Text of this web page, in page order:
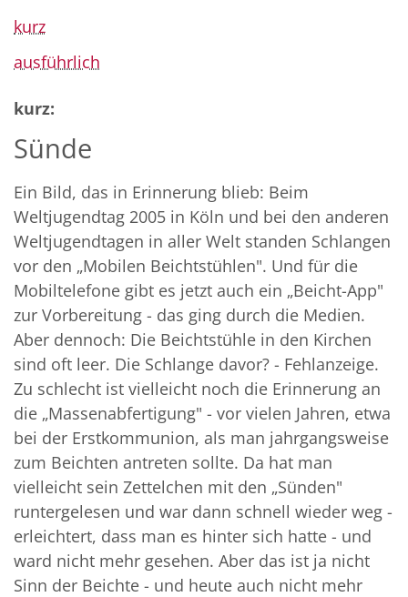
kurz
ausführlich
kurz:
Sünde
Ein Bild, das in Erinnerung blieb: Beim
Weltjugendtag 2005 in Köln und bei den anderen
Weltjugendtagen in aller Welt standen Schlangen
vor den „Mobilen Beichtstühlen". Und für die
Mobiltelefone gibt es jetzt auch ein „Beicht-App"
zur Vorbereitung - das ging durch die Medien.
Aber dennoch: Die Beichtstühle in den Kirchen
sind oft leer. Die Schlange davor? - Fehlanzeige.
Zu schlecht ist vielleicht noch die Erinnerung an
die „Massenabfertigung" - vor vielen Jahren, etwa
bei der Erstkommunion, als man jahrgangsweise
zum Beichten antreten sollte. Da hat man
vielleicht sein Zettelchen mit den „Sünden"
runtergelesen und war dann schnell wieder weg -
erleichtert, dass man es hinter sich hatte - und
ward nicht mehr gesehen. Aber das ist ja nicht
Sinn der Beichte - und heute auch nicht mehr